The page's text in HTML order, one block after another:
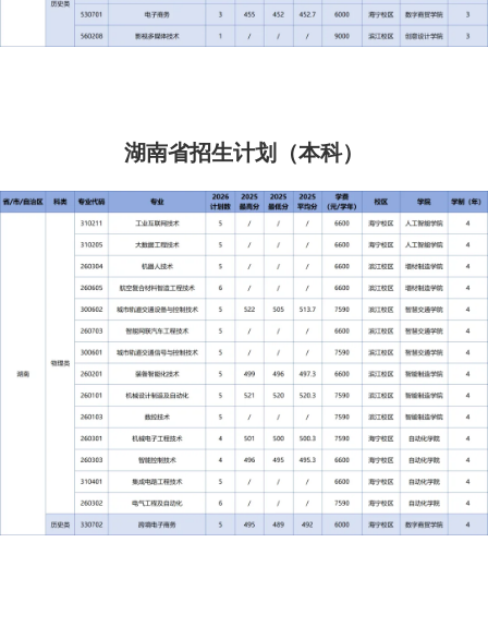
湖南省招生计划（本科）